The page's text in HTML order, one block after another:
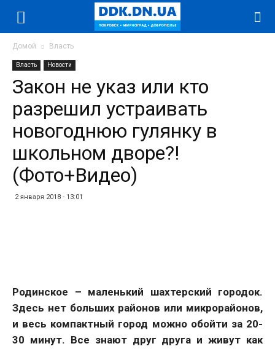
Домой Власть
Власть Новости
Закон не указ или кто
разрешил устраивать
новогоднюю гулянку в
школьном дворе?!
(Фото+Видео)
2 января 2018 - 13:01
Родинское – маленький шахтерский городок.
Здесь нет больших районов или микрорайонов,
и весь компактный город можно обойти за 20-
30 минут. Все знают друг друга и живут как